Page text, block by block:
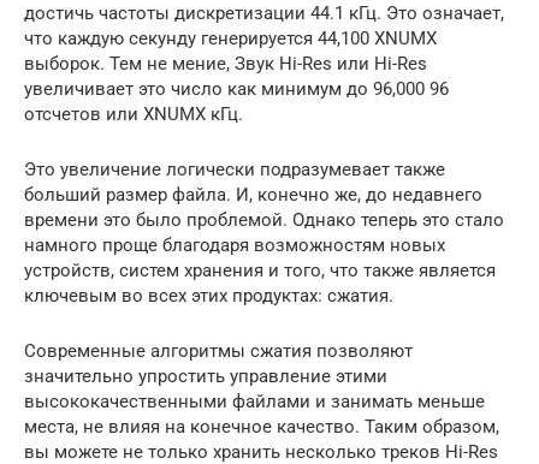
достичь частоты дискретизации 44.1 кГц. Это означает,
что каждую секунду генерируется 44,100 XNUMX
выборок. Тем не мение, Звук Hi-Res или Hi-Res
увеличивает это число как минимум до 96,000 96
отсчетов или XNUMX кГц.
Это увеличение логически подразумевает также
больший размер файла. И, конечно же, до недавнего
времени это было проблемой. Однако теперь это стало
намного проще благодаря возможностям новых
устройств, систем хранения и того, что также является
ключевым во всех этих продуктах: сжатия.
Современные алгоритмы сжатия позволяют
значительно упростить управление этими
высококачественными файлами и занимать меньше
места, не влияя на конечное качество. Таким образом,
вы можете не только хранить несколько треков Hi-Res